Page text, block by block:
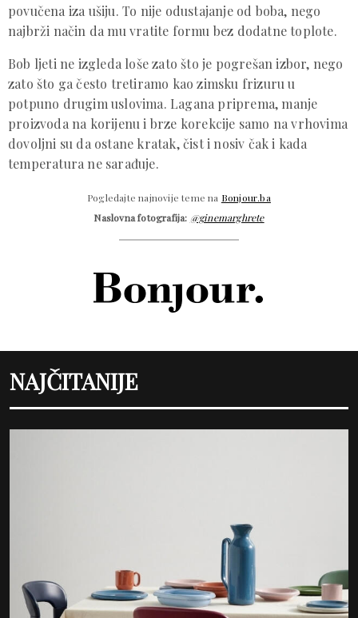
povučena iza ušiju. To nije odustajanje od boba, nego
najbrži način da mu vratite formu bez dodatne toplote.
Bob ljeti ne izgleda loše zato što je pogrešan izbor, nego
zato što ga često tretiramo kao zimsku frizuru u
potpuno drugim uslovima. Lagana priprema, manje
proizvoda na korijenu i brze korekcije samo na vrhovima
dovoljni su da ostane kratak, čist i nosiv čak i kada
temperatura ne sarađuje.
Pogledajte najnovije teme na Bonjour.ba
Naslovna fotografija: @ginemarghrete
NAJČITANIJE